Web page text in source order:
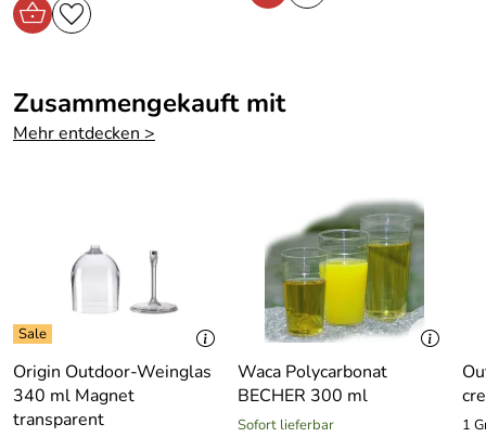
Zusammengekauft mit
Mehr entdecken >
Origin Outdoor-Weinglas
340 ml Magnet
transparent
Waca Polycarbonat
BECHER 300 ml
Sofort lieferbar
1